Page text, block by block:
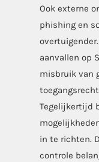
Ook externe
phishing en
aanvallen op
misbruik van
Tegelijkertijd
in te richten.
controle